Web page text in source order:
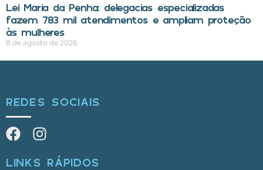
Lei Maria da Penha: delegacias especializadas
fazem 783 mil atendimentos e ampliam proteção
às mulheres
8 de agosto de 2026
REDES SOCIAIS
LINKS RÁPIDOS